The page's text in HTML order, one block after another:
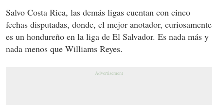
Salvo Costa Rica, las demás ligas cuentan con cinco
fechas disputadas, donde, el mejor anotador, curiosamente
es un hondureño en la liga de El Salvador. Es nada más y
nada menos que Williams Reyes.